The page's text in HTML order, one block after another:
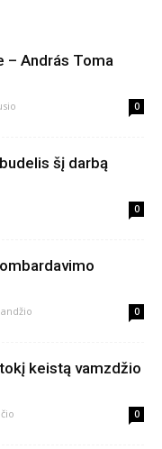
– András Toma
0
šį darbą
0
0
keistą vamzdžio
0